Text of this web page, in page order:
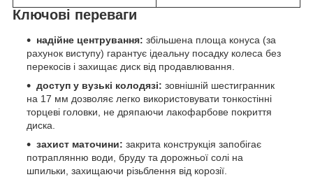
Ключові переваги
надійне центрування: збільшена площа конуса (за
рахунок виступу) гарантує ідеальну посадку колеса без
перекосів і захищає диск від продавлювання.
доступ у вузькі колодязі: зовнішній шестигранник
на 17 мм дозволяє легко використовувати тонкостінні
торцеві головки, не дряпаючи лакофарбове покриття
диска.
захист маточини: закрита конструкція запобігає
потраплянню води, бруду та дорожньої солі на
шпильки, захищаючи різьблення від корозії.